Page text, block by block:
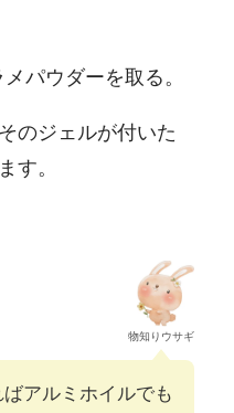
のジェルが付いた
す。
物知りウサギ
アルミホイルでも